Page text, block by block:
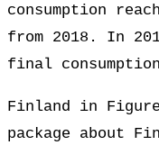
consumption
from 2018. In
final
Finland in
package about